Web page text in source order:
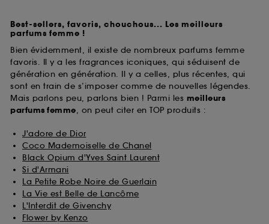
Best-sellers, favoris, chouchous... Les meilleurs
parfums femme !
Bien évidemment, il existe de nombreux parfums femme
favoris. Il y a les fragrances iconiques, qui séduisent de
génération en génération. Il y a celles, plus récentes, qui
sont en train de s’imposer comme de nouvelles légendes.
Mais parlons peu, parlons bien ! Parmi les meilleurs
parfums femme, on peut citer en TOP produits :
J'adore de Dior
Coco Mademoiselle de Chanel
Black Opium d'Yves Saint Laurent
Si d'Armani
La Petite Robe Noire de Guerlain
La Vie est Belle de Lancôme
L'Interdit de Givenchy
Flower by Kenzo